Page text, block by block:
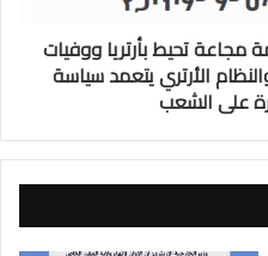
مجاعة تحيط بأرتريا ووفيات
الأرتري يتعمد سياسة
على الشعب